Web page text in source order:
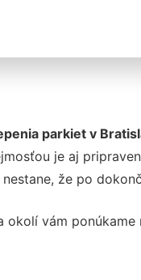
parkiet v
je aj
že po
okolí vám ponúkame